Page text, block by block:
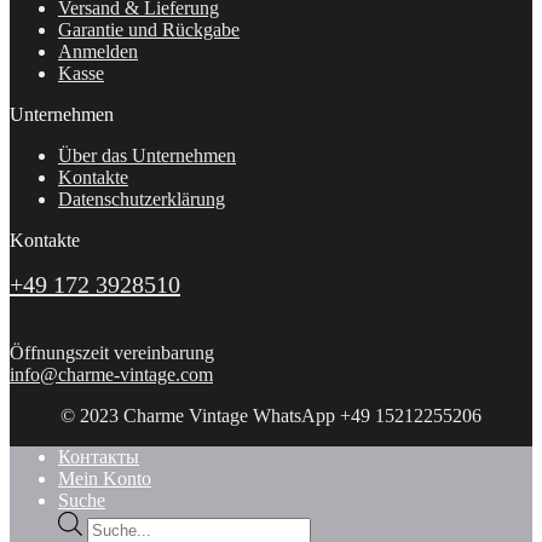
Versand & Lieferung
Garantie und Rückgabe
Anmelden
Kasse
Unternehmen
Über das Unternehmen
Kontakte
Datenschutzerklärung
Kontakte
+49 172 3928510
Öffnungszeit vereinbarung
info@charme-vintage.com
© 2023 Charme Vintage WhatsApp +49 15212255206
Контакты
Mein Konto
Suche
Products